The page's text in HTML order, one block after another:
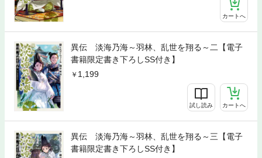
カートへ
異伝 淡海乃海～羽林、乱世を翔る～二【電子
書籍限定書き下ろしSS付き】
1,199
試し読み カートへ
異伝 淡海乃海～羽林、乱世を翔る～三【電子
書籍限定書き下ろしSS付き】